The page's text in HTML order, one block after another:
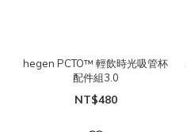
hegen PCTO™ 輕飲時光吸管杯
配件組3.0
NT$480